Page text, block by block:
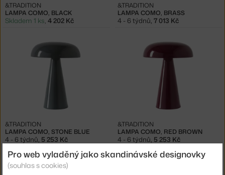
LAMPA COMO, BLACK
&TRADITION
Skladem 1 ks 4 202 Kč
LAMPA COMO, BRASS
&TRADITION
4 - 6 týdnů 7 013 Kč
LAMPA COMO, STONE BLUE
&TRADITION
4 - 6 týdnů 5 253 Kč
LAMPA COMO, RED BROWN
&TRADITION
4 - 6 týdnů 5 253 Kč
Pro web vyladěný jako skandinávské designovky
(souhlas s cookies)